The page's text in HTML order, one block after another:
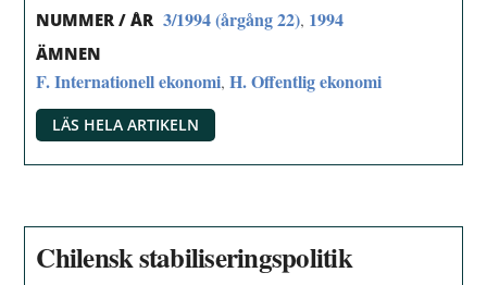
NUMMER / ÅR 3/1994 (årgång 22), 1994
ÄMNEN
F. Internationell ekonomi,H. Offentlig ekonomi
LÄS HELA ARTIKELN
Chilensk stabiliseringspolitik